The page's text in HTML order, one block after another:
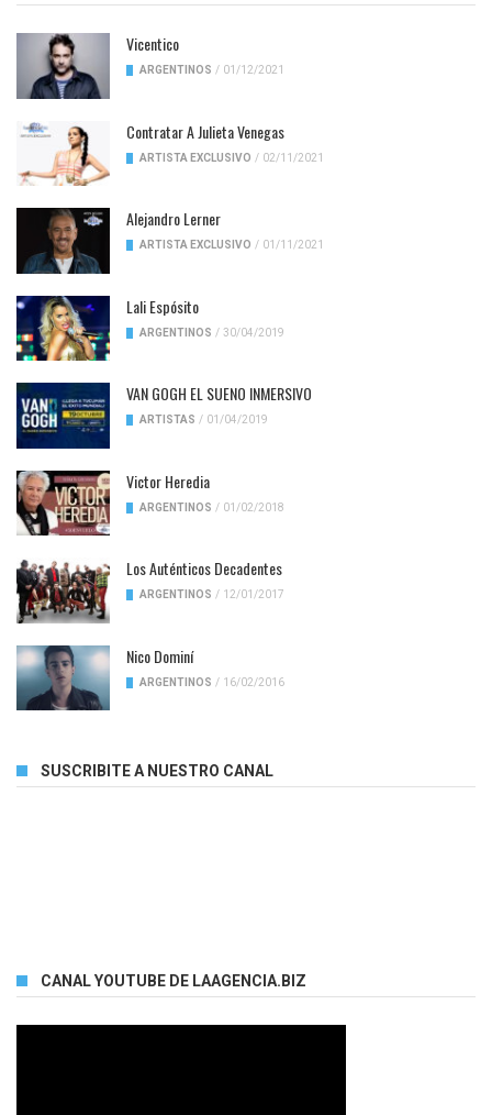
Vicentico
ARGENTINOS / 01/12/2021
Contratar A Julieta Venegas
ARTISTA EXCLUSIVO / 02/11/2021
Alejandro Lerner
ARTISTA EXCLUSIVO / 01/11/2021
Lali Espósito
ARGENTINOS / 30/04/2019
VAN GOGH EL SUENO INMERSIVO
ARTISTAS / 01/04/2019
Victor Heredia
ARGENTINOS / 01/02/2018
Los Auténticos Decadentes
ARGENTINOS / 12/01/2017
Nico Dominí
ARGENTINOS / 16/02/2016
SUSCRIBITE A NUESTRO CANAL
CANAL YOUTUBE DE LAAGENCIA.BIZ